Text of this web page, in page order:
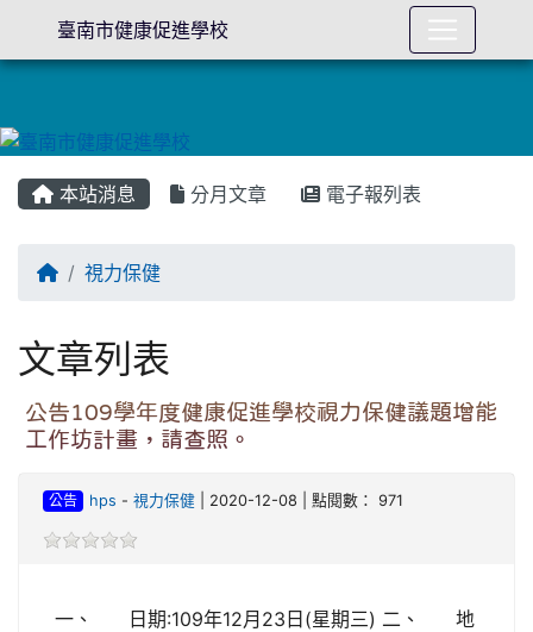
本站消息 分月文章 電子報列表
回首頁視力保健
文章列表
公告109學年度健康促進學校視力保健議題增能
工作坊計畫，請查照。
公告 hps - 視力保健| 2020-12-08 | 點閱數： 971
一、 日期:109年12月23日(星期三) 二、 地
臺南市健康促進學校